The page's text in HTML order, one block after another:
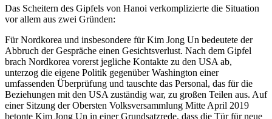
Das Scheitern des Gipfels von Hanoi ver­komplizierte die Situation
vor allem aus zwei Gründen:
Für Nordkorea und insbesondere für Kim Jong Un bedeutete der
Abbruch der Ge­sprä­che einen Gesichtsverlust. Nach dem Gipfel
brach Nordkorea vorerst jegliche Kon­takte zu den USA ab,
unterzog die eigene Politik gegenüber Washington einer
umfassenden Überprüfung und tauschte das Personal, das für die
Beziehungen mit den USA zuständig war, zu großen Teilen aus. Auf
einer Sitzung der Obersten Volksversammlung Mitte April 2019
betonte Kim Jong Un in einer Grund­satzrede, dass die Tür für neue